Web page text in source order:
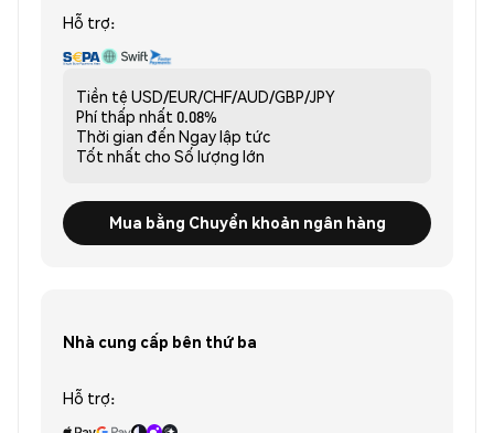
Hỗ trợ:
Tiền tệ USD/EUR/CHF/AUD/GBP/JPY
Phí thấp nhất 0.08%
Thời gian đến Ngay lập tức
Tốt nhất cho Số lượng lớn
Mua bằng Chuyển khoản ngân hàng
Nhà cung cấp bên thứ ba
Hỗ trợ: